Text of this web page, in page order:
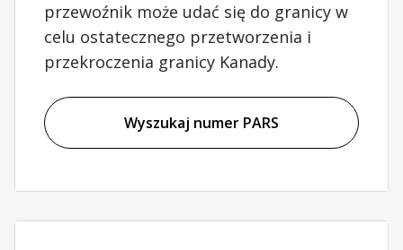
przewoźnik może udać się do granicy w
celu ostatecznego przetworzenia i
przekroczenia granicy Kanady.
Wyszukaj numer PARS